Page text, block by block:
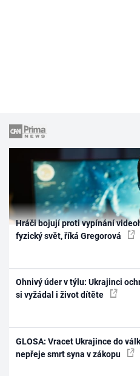
Hráči bojují proti vypínání
fyzický svět, říká Gregorová
Ohnivý úder v týlu: Ukrajinci
si vyžádal i život dítěte
GLOSA: Vracet Ukrajince do
nepřeje smrt syna v zákopu